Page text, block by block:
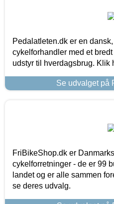
Pedalatleten.dk er en
cykelforhandler med et
udstyr til hverdagsbrug. Klik
Se udvalget på
FriBikeShop.dk er
cykelforretninger - de er 99
landet og er alle sammen
se deres udvalg.